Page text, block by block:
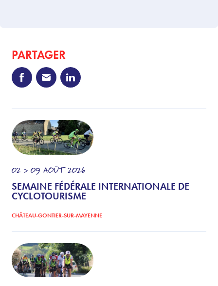
PARTAGER
02 > 09 AOÛT 2026
SEMAINE FÉDÉRALE INTERNATIONALE DE
CYCLOTOURISME
CHÂTEAU-GONTIER-SUR-MAYENNE